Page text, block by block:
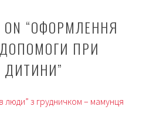
“ОФОРМЛЕННЯ
ПРИ
ДИТИНИ”
люди” з грудничком – мамунця